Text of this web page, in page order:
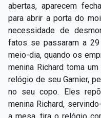
abertas, aparecem
para abrir a porta do
necessidade de
fatos se passaram a
meio-dia, quando os
menina Richard toma
relógio de seu Garnier,
no seu copo. Eles
menina Richard,